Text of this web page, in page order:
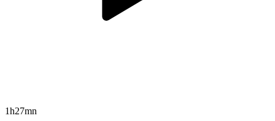
1h27mn